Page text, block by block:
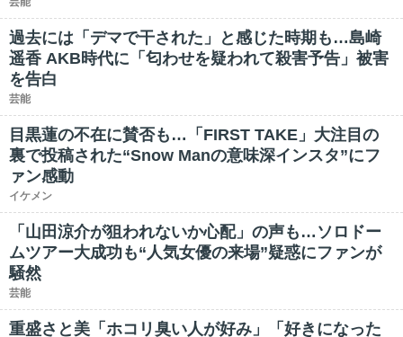
過去には「デマで干された」と感じた時期も…島崎
遥香 AKB時代に「匂わせを疑われて殺害予告」被害
を告白
芸能
目黒蓮の不在に賛否も…「FIRST TAKE」大注目の
裏で投稿された“Snow Manの意味深インスタ”にフ
ァン感動
イケメン
「山田涼介が狙われないか心配」の声も…ソロドー
ムツアー大成功も“人気女優の来場”疑惑にファンが
騒然
芸能
重盛さと美「ホコリ臭い人が好み」「好きになった